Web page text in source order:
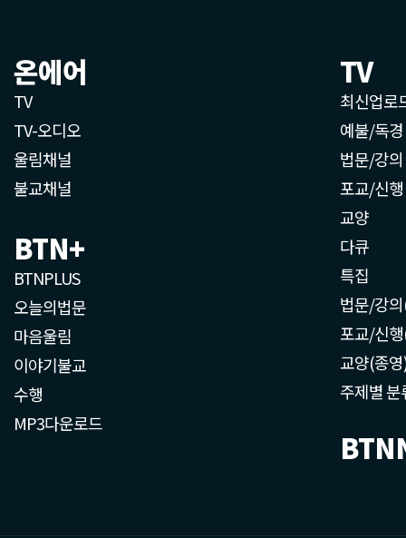
온에어
TV
TV-오디오
울림채널
불교채널
BTN+
BTNPLUS
오늘의법문
마음울림
이야기불교
수행
MP3다운로드
TV
최신업로
예불/독경
법문/강의
포교/신행
교양
다큐
특집
법문/강
포교/신
교양(종
주제별 분